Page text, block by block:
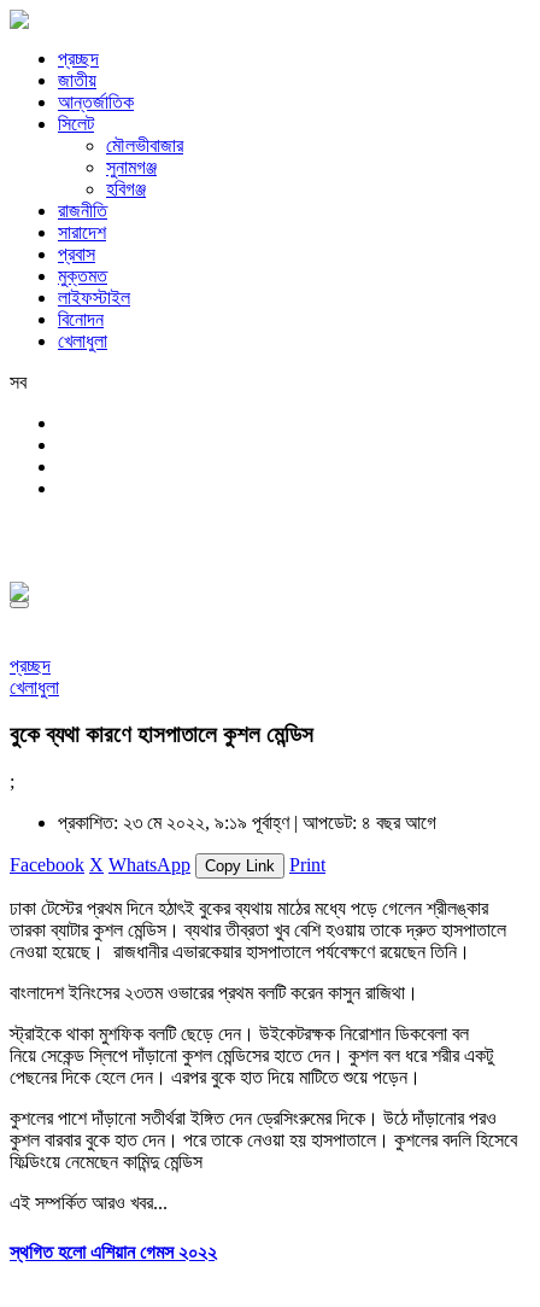
প্রচ্ছদ
জাতীয়
আন্তর্জাতিক
সিলেট
মৌলভীবাজার
সুনামগঞ্জ
হবিগঞ্জ
রাজনীতি
সারাদেশ
প্রবাস
মুক্তমত
লাইফস্টাইল
বিনোদন
খেলাধুলা
সব
প্রচ্ছদ
খেলাধুলা
বুকে ব্যথা কারণে হাসপাতালে কুশল মেন্ডিস
;
প্রকাশিত: ২৩ মে ২০২২, ৯:১৯ পূর্বাহ্ণ | আপডেট: ৪ বছর আগে
Facebook X WhatsApp Copy Link Print
ঢাকা টেস্টের প্রথম দিনে হঠাৎই বুকের ব্যথায় মাঠের মধ্যে পড়ে গেলেন শ্রীলঙ্কার
তারকা ব্যাটার কুশল মেন্ডিস। ব্যথার তীব্রতা খুব বেশি হওয়ায় তাকে দ্রুত হাসপাতালে
নেওয়া হয়েছে। রাজধানীর এভারকেয়ার হাসপাতালে পর্যবেক্ষণে রয়েছেন তিনি।
বাংলাদেশ ইনিংসের ২৩তম ওভারের প্রথম বলটি করেন কাসুন রাজিথা।
স্ট্রাইকে থাকা মুশফিক বলটি ছেড়ে দেন। উইকেটরক্ষক নিরোশান ডিকবেলা বল
নিয়ে সেকেন্ড স্লিপে দাঁড়ানো কুশল মেন্ডিসের হাতে দেন। কুশল বল ধরে শরীর একটু
পেছনের দিকে হেলে দেন। এরপর বুকে হাত দিয়ে মাটিতে শুয়ে পড়েন।
কুশলের পাশে দাঁড়ানো সতীর্থরা ইঙ্গিত দেন ড্রেসিংরুমের দিকে। উঠে দাঁড়ানোর পরও
কুশল বারবার বুকে হাত দেন। পরে তাকে নেওয়া হয় হাসপাতালে। কুশলের বদলি হিসেবে
ফিল্ডিংয়ে নেমেছেন কামিন্দু মেন্ডিস
এই সম্পর্কিত আরও খবর...
স্থগিত হলো এশিয়ান গেমস ২০২২